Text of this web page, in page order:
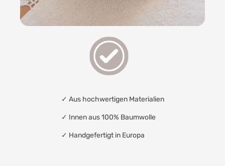
✓ Aus hochwertigen Materialien
✓ Innen aus 100% Baumwolle
✓ Handgefertigt in Europa